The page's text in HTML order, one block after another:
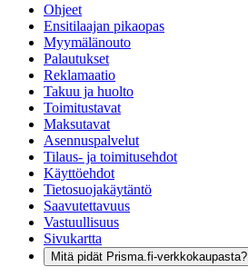
Ohjeet
Ensitilaajan pikaopas
Myymälänouto
Palautukset
Reklamaatio
Takuu ja huolto
Toimitustavat
Maksutavat
Asennuspalvelut
Tilaus- ja toimitusehdot
Käyttöehdot
Tietosuojakäytäntö
Saavutettavuus
Vastuullisuus
Sivukartta
Mitä pidät Prisma.fi-verkkokaupasta?